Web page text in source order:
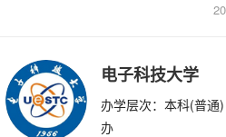
电子科技大学
办学层次：本科(普通)
办